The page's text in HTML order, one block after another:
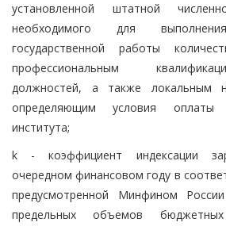
установленной штатной
необходимого для
государственной работы
профессиональным
должностей, а также локальным
определяющим условия оплаты
института;
k - коэффициент индексации
очередном финансовом году в
предусмотренной Минфином
предельных объемов